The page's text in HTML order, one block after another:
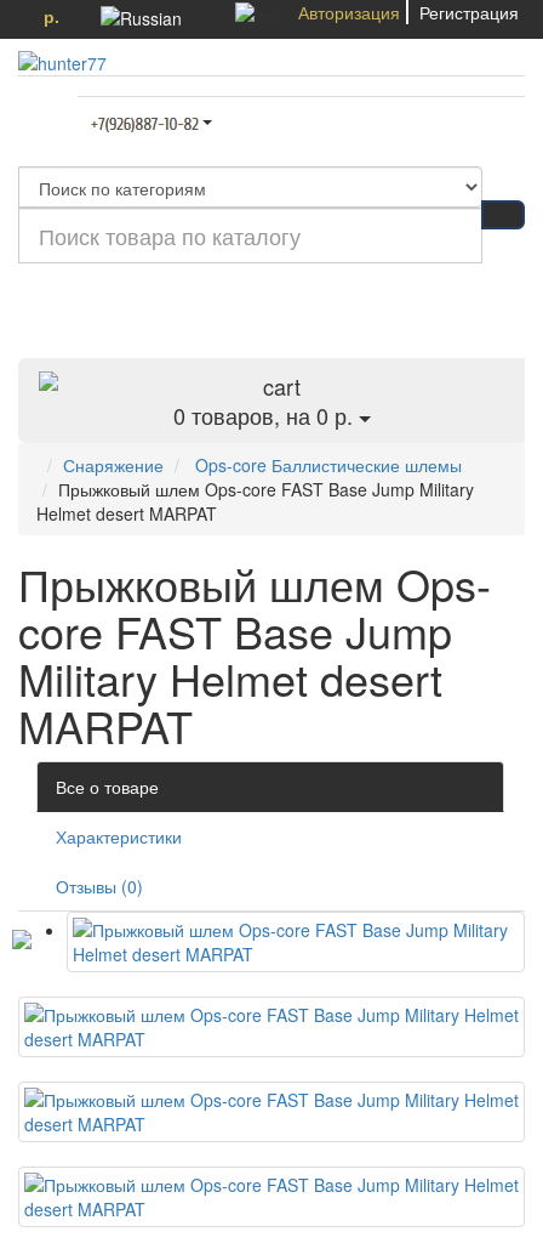
р. Авторизация Регистрация
0 товаров, на 0 р.
Снаряжение
Ops-core Баллистические шлемы
Прыжковый шлем Ops-core FAST Base Jump Military
Helmet desert MARPAT
Прыжковый шлем Ops-
core FAST Base Jump
Military Helmet desert
MARPAT
Все о товаре
Характеристики
Отзывы (0)